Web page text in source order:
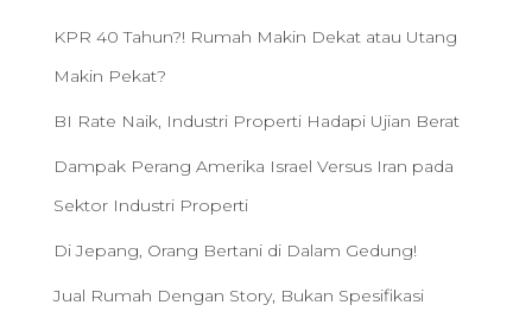
KPR 40 Tahun?! Rumah Makin Dekat atau Utang
Makin Pekat?
BI Rate Naik, Industri Properti Hadapi Ujian Berat
Dampak Perang Amerika Israel Versus Iran pada
Sektor Industri Properti
Di Jepang, Orang Bertani di Dalam Gedung!
Jual Rumah Dengan Story, Bukan Spesifikasi